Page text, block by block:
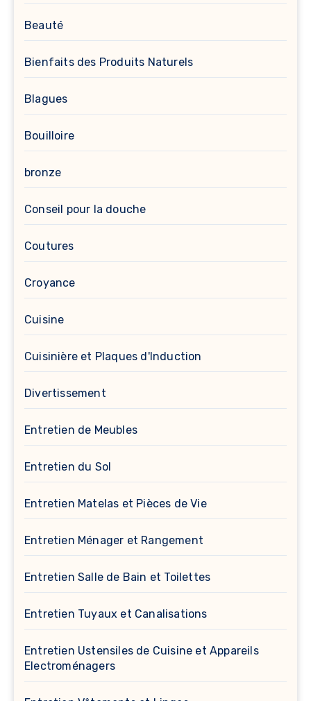
Beauté
Bienfaits des Produits Naturels
Blagues
Bouilloire
bronze
Conseil pour la douche
Coutures
Croyance
Cuisine
Cuisinière et Plaques d'Induction
Divertissement
Entretien de Meubles
Entretien du Sol
Entretien Matelas et Pièces de Vie
Entretien Ménager et Rangement
Entretien Salle de Bain et Toilettes
Entretien Tuyaux et Canalisations
Entretien Ustensiles de Cuisine et Appareils
Electroménagers